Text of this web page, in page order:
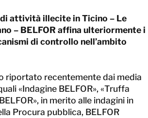
attività illecite in Ticino – Le
– BELFOR affina ulteriormente i
di controllo nell’ambito
riportato recentemente dai media
«Indagine BELFOR», «Truffa
in merito alle indagini in
Procura pubblica, BELFOR